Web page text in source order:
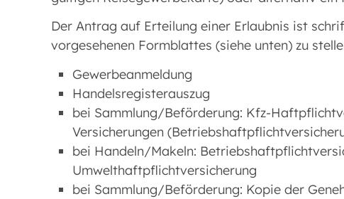
Der Antrag auf Erteilung einer Erlaubnis ist
vorgesehenen Formblattes (siehe unten) zu
Gewerbeanmeldung
Handelsregisterauszug
bei Sammlung/Beförderung: Kfz-
Versicherungen
bei Handeln/Makeln:
Umwelthaftpflichtversicherung
bei Sammlung/Beförderung: Kopie der